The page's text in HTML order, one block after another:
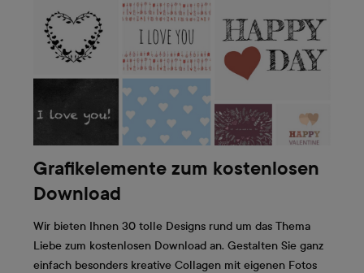
Grafikelemente zum kostenlosen
Download
Wir bieten Ihnen 30 tolle Designs rund um das Thema
Liebe zum kostenlosen Download an. Gestalten Sie ganz
einfach besonders kreative Collagen mit eigenen Fotos